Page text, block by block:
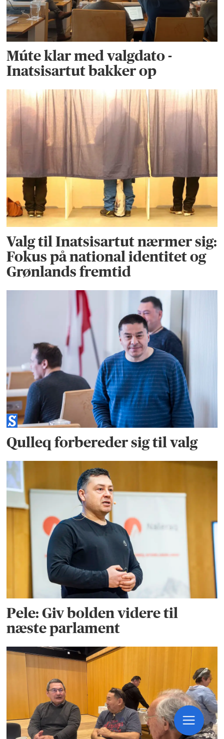
Múte klar med valgdato -
Inatsisartut bakker op
Valg til Inatsisartut nærmer sig:
Fokus på national identitet og
Grønlands fremtid
Qulleq forbereder sig til valg
Pele: Giv bolden videre til
næste parlament